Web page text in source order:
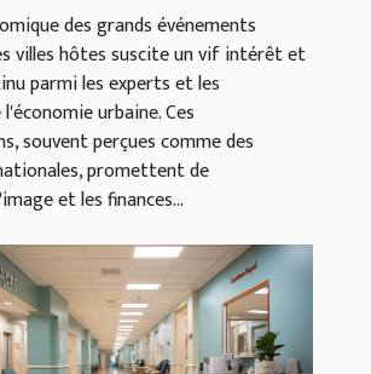
des grands événements
villes hôtes suscite un vif intérêt et
parmi les experts et les
urbaine. Ces
souvent perçues comme des
promettent de
et les finances...